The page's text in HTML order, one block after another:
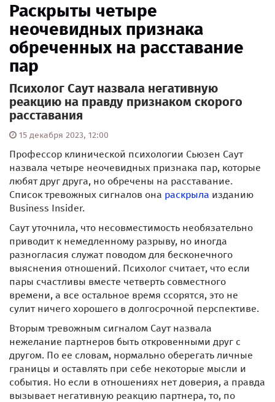
Раскрыты четыре
неочевидных признака
обреченных на расставание
пар
Психолог Саут назвала негативную
реакцию на правду признаком скорого
расставания
15 декабря 2023, 12:00
Профессор клинической психологии Сьюзен Саут
назвала четыре неочевидных признака пар, которые
любят друг друга, но обречены на расставание.
Список тревожных сигналов она раскрыла изданию
Business Insider.
Саут уточнила, что несовместимость необязательно
приводит к немедленному разрыву, но иногда
разногласия служат поводом для бесконечного
выяснения отношений. Психолог считает, что если
пары счастливы вместе четверть совместного
времени, а все остальное время ссорятся, это не
сулит ничего хорошего в долгосрочной перспективе.
Вторым тревожным сигналом Саут назвала
нежелание партнеров быть откровенными друг с
другом. По ее словам, нормально оберегать личные
границы и оставлять при себе некоторые мысли и
события. Но если в отношениях нет доверия, а правда
вызывает негативную реакцию партнера, то, по